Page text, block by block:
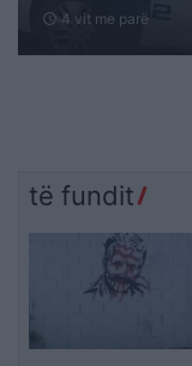
schedule 4 vit me parë
të fundit